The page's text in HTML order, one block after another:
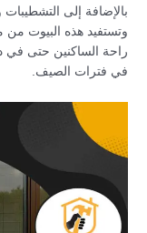
بالإضافة إلى
وتستفيد هذه البيوت من
راحة الساكنين حتى في
في فترات الصيف.